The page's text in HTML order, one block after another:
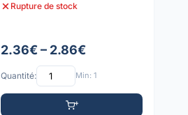
Rupture de stock
2.36€ – 2.86€
Quantité: Min: 1